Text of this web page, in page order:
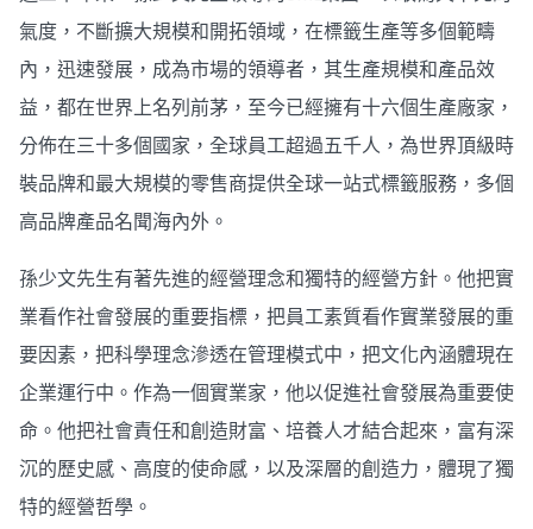
氣度，不斷擴大規模和開拓領域，在標籤生產等多個範疇
內，迅速發展，成為市場的領導者，其生產規模和產品效
益，都在世界上名列前茅，至今已經擁有十六個生產廠家，
分佈在三十多個國家，全球員工超過五千人，為世界頂級時
裝品牌和最大規模的零售商提供全球一站式標籤服務，多個
高品牌產品名聞海內外。
孫少文先生有著先進的經營理念和獨特的經營方針。他把實
業看作社會發展的重要指標，把員工素質看作實業發展的重
要因素，把科學理念滲透在管理模式中，把文化內涵體現在
企業運行中。作為一個實業家，他以促進社會發展為重要使
命。他把社會責任和創造財富、培養人才結合起來，富有深
沉的歷史感、高度的使命感，以及深層的創造力，體現了獨
特的經營哲學。